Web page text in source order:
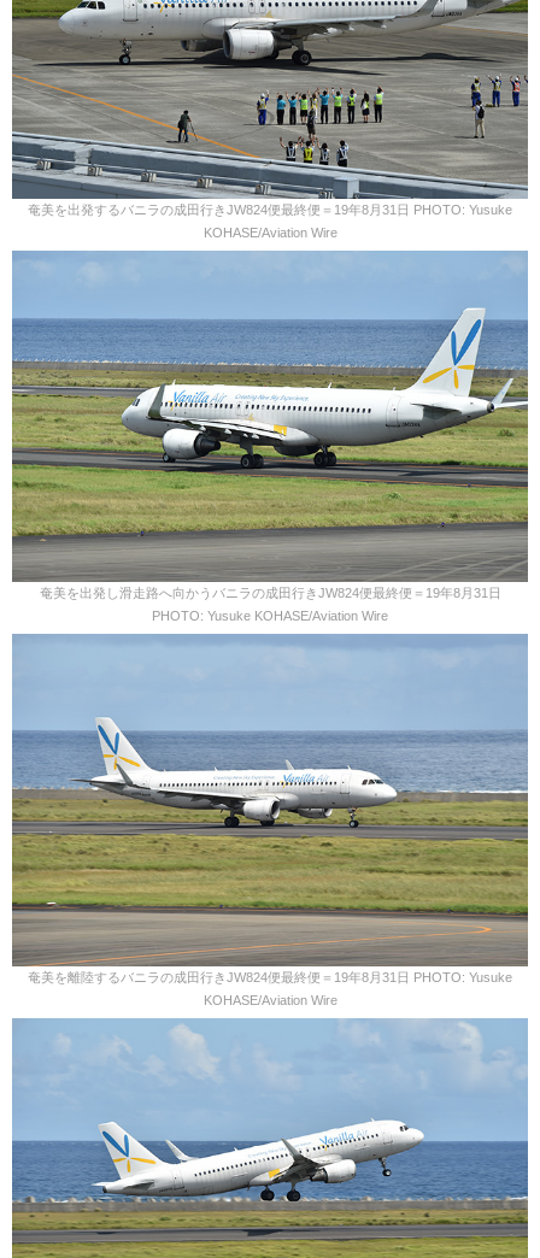
奄美を出発するバニラの成田行きJW824便最終便＝19年8月31日 PHOTO: Yusuke
KOHASE/Aviation Wire
奄美を出発し滑走路へ向かうバニラの成田行きJW824便最終便＝19年8月31日
PHOTO: Yusuke KOHASE/Aviation Wire
奄美を離陸するバニラの成田行きJW824便最終便＝19年8月31日 PHOTO: Yusuke
KOHASE/Aviation Wire